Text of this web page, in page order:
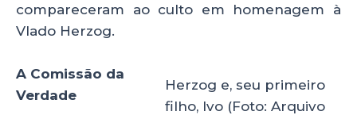
compareceram ao culto em homenagem à
Vlado Herzog.
Herzog e, seu primeiro
filho, Ivo (Foto: Arquivo
A Comissão da
Verdade